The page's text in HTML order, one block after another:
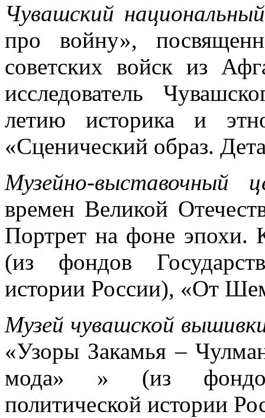
Чувашский
про войну»,
советских войск из
исследователь
летию историка и
«Сценический образ.
Музейно-выставочный
времен Великой
Портрет на фоне эпохи.
(из фондов
истории России), «От
Музей чувашской
«Узоры Закамья –
мода» » (из фондов
политической истории